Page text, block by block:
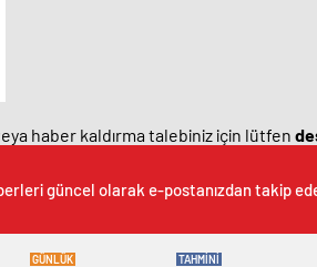
haber kaldırma talebiniz için lütfen
güncel olarak e-postanızdan takip
GÜNLÜK TAHMİNİ